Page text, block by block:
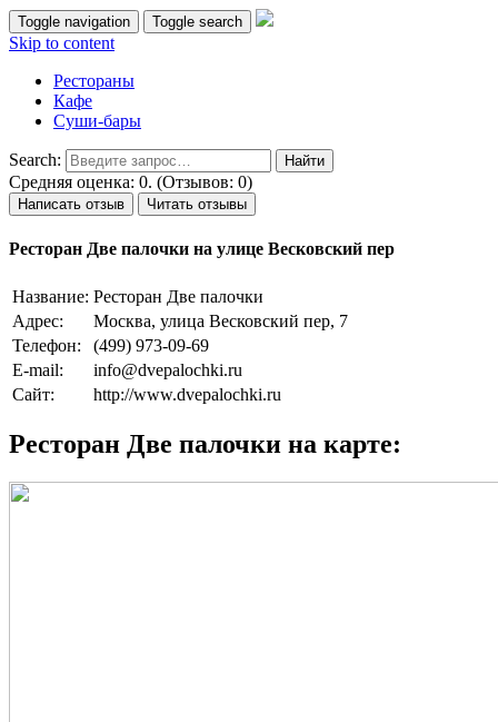
Toggle navigation Toggle search
Skip to content
Рестораны
Кафе
Суши-бары
Search:
Средняя оценка: 0. (Отзывов: 0)
Написать отзыв Читать отзывы
Ресторан Две палочки на улице Весковский пер
Название: Ресторан Две палочки
Адрес:
Москва, улица Весковский пер, 7
Телефон:
(499) 973-09-69
E-mail:
info@dvepalochki.ru
Сайт:
http://www.dvepalochki.ru
Ресторан Две палочки на карте: